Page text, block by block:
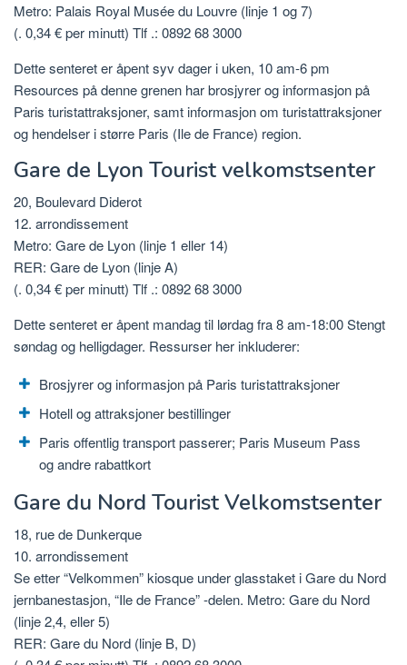
Metro: Palais Royal Musée du Louvre (linje 1 og 7)
(. 0,34 € per minutt) Tlf .: 0892 68 3000
Dette senteret er åpent syv dager i uken, 10 am-6 pm
Resources på denne grenen har brosjyrer og informasjon på
Paris turistattraksjoner, samt informasjon om turistattraksjoner
og hendelser i større Paris (Ile de France) region.
Gare de Lyon Tourist velkomstsenter
20, Boulevard Diderot
12. arrondissement
Metro: Gare de Lyon (linje 1 eller 14)
RER: Gare de Lyon (linje A)
(. 0,34 € per minutt) Tlf .: 0892 68 3000
Dette senteret er åpent mandag til lørdag fra 8 am-18:00 Stengt
søndag og helligdager. Ressurser her inkluderer:
Brosjyrer og informasjon på Paris turistattraksjoner
Hotell og attraksjoner bestillinger
Paris offentlig transport passerer; Paris Museum Pass
og andre rabattkort
Gare du Nord Tourist Velkomstsenter
18, rue de Dunkerque
10. arrondissement
Se etter “Velkommen” kiosque under glasstaket i Gare du Nord
jernbanestasjon, “Ile de France” -delen. Metro: Gare du Nord
(linje 2,4, eller 5)
RER: Gare du Nord (linje B, D)